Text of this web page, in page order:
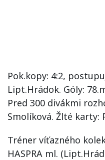
Pok.kopy: 4:2,
Lipt.Hrádok. Góly:
Pred 300 divákmi
Smolíková. Žlté karty:
Tréner víťazného
HASPRA ml.